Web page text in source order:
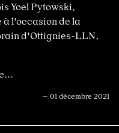
Yoel Pytowski,
à l'occasion de la
d'Ottignies-LLN,
— 01 décembre 2021